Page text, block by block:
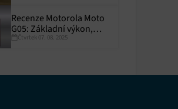
Recenze Motorola Moto
G05: Základní výkon,
skvělá výdrž
Čtvrtek 07. 08. 2025